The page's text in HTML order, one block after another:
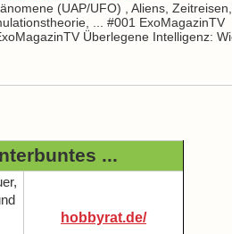
(UAP/UFO) , Aliens, Zeitreisen,
... #001 ExoMagazinTV
Überlegene Intelligenz:
...
hobbyrat.de/